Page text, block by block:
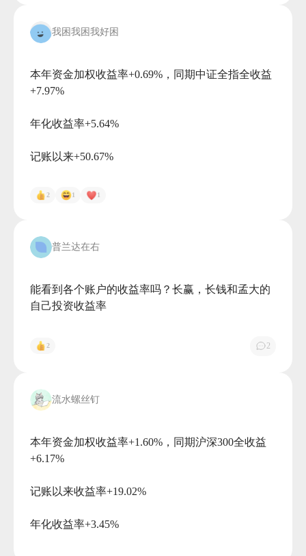
我困我困我好困
本年资金加权收益率+0.69%，同期中证全指全收益
+7.97%
年化收益率+5.64%
记账以来+50.67%
2 1 1
普兰达在右
能看到各个账户的收益率吗？长赢，长钱和孟大的
自己投资收益率
2 2
流水螺丝钉
本年资金加权收益率+1.60%，同期沪深300全收益
+6.17%
记账以来收益率+19.02%
年化收益率+3.45%